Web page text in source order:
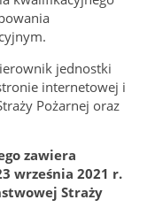
jednostki
internetowej i
Pożarnej oraz
zawiera
września 2021 r.
Straży